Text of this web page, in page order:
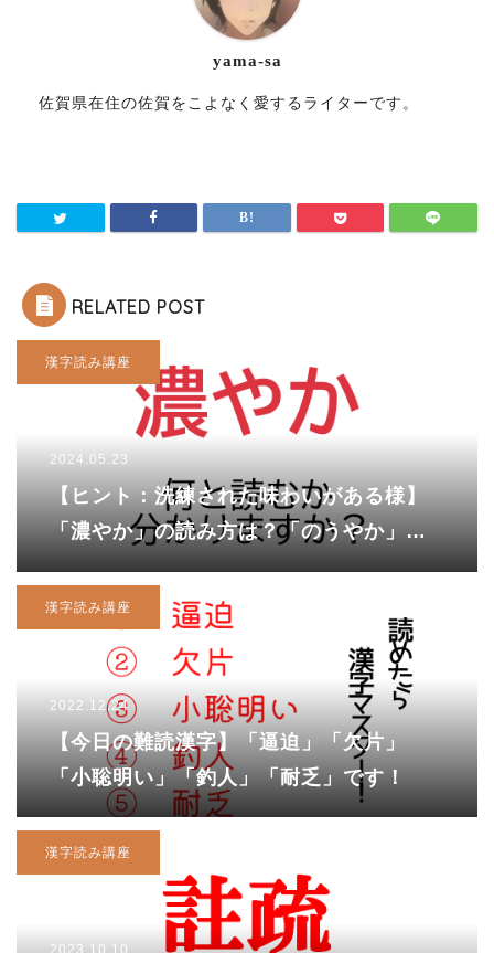
yama-sa
佐賀県在住の佐賀をこよなく愛するライターです。
RELATED POST
漢字読み講座
2024.05.23
【ヒント：洗練された味わいがある様】
「濃やか」の読み方は？「のうやか」？
正解は4文字！
漢字読み講座
2022.12.24
【今日の難読漢字】「逼迫」「欠片」
「小聡明い」「釣人」「耐乏」です！
漢字読み講座